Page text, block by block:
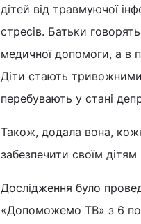
дітей від травмуючої
стресів. Батьки
медичної допомоги, а в
Діти стають
перебувають у стані
Також, додала вона,
забезпечити своїм
Дослідження було
«Допоможемо ТВ» з 6 по